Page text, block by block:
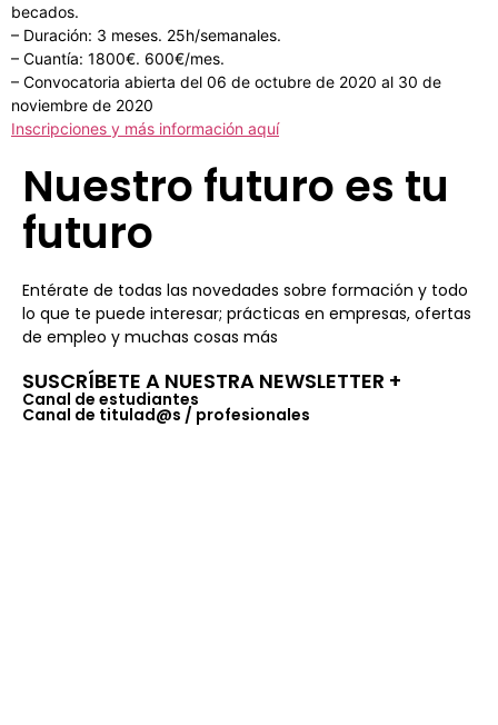
becados.
– Duración: 3 meses. 25h/semanales.
– Cuantía: 1800€. 600€/mes.
– Convocatoria abierta del 06 de octubre de 2020 al 30 de
noviembre de 2020
Inscripciones y más información aquí
Nuestro futuro es tu
futuro
Entérate de todas las novedades sobre formación y todo
lo que te puede interesar; prácticas en empresas, ofertas
de empleo y muchas cosas más
SUSCRÍBETE A NUESTRA NEWSLETTER +​
Canal de estudiantes
Canal de titulad@s / profesionales